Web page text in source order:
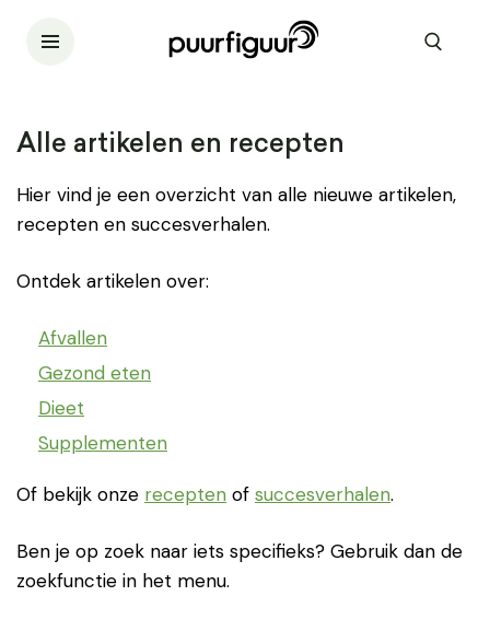
Alle artikelen en recepten
Hier vind je een overzicht van alle nieuwe artikelen,
recepten en succesverhalen.
Ontdek artikelen over:
Afvallen
Gezond eten
Dieet
Supplementen
Of bekijk onze recepten of succesverhalen.
Ben je op zoek naar iets specifieks? Gebruik dan de
zoekfunctie in het menu.